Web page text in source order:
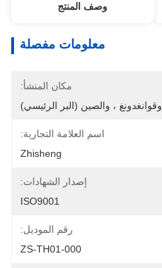
وصف المنتج
معلومات مفصلة
مكان المنشأ:
وقوانغدونغ ، والصين (البر الرئيسي)
اسم العلامة التجارية:
Zhisheng
إصدار الشهادات:
ISO9001
رقم الموديل:
ZS-TH01-000